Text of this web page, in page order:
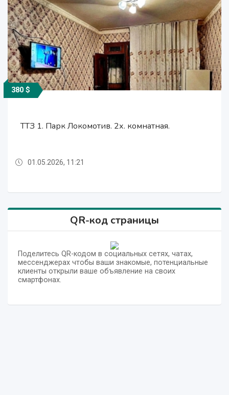
400 $
АРЕНДА КВАРТИР.
380 $
ТТЗ 1. Парк Локомотив. 2х. комнатная.
400 $
АРЕНДА КВАРТИР.
380 $
ТТЗ 1. Парк Локомотив. 2х. комнатная.
01.05.2026, 11:21
QR-код страницы
Поделитесь QR-кодом в социальных сетях, чатах,
мессенджерах чтобы ваши знакомые, потенциальные
клиенты открыли ваше объявление на своих
смартфонах.